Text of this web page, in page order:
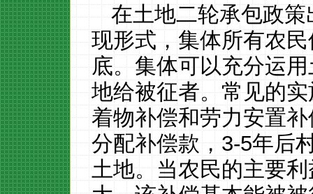
在土地二轮承包政
现形式，集体所有农
底。集体可以充分运
地给被征者。常见的
着物补偿和劳力安置
分配补偿款，3-5年后
土地。当农民的主要